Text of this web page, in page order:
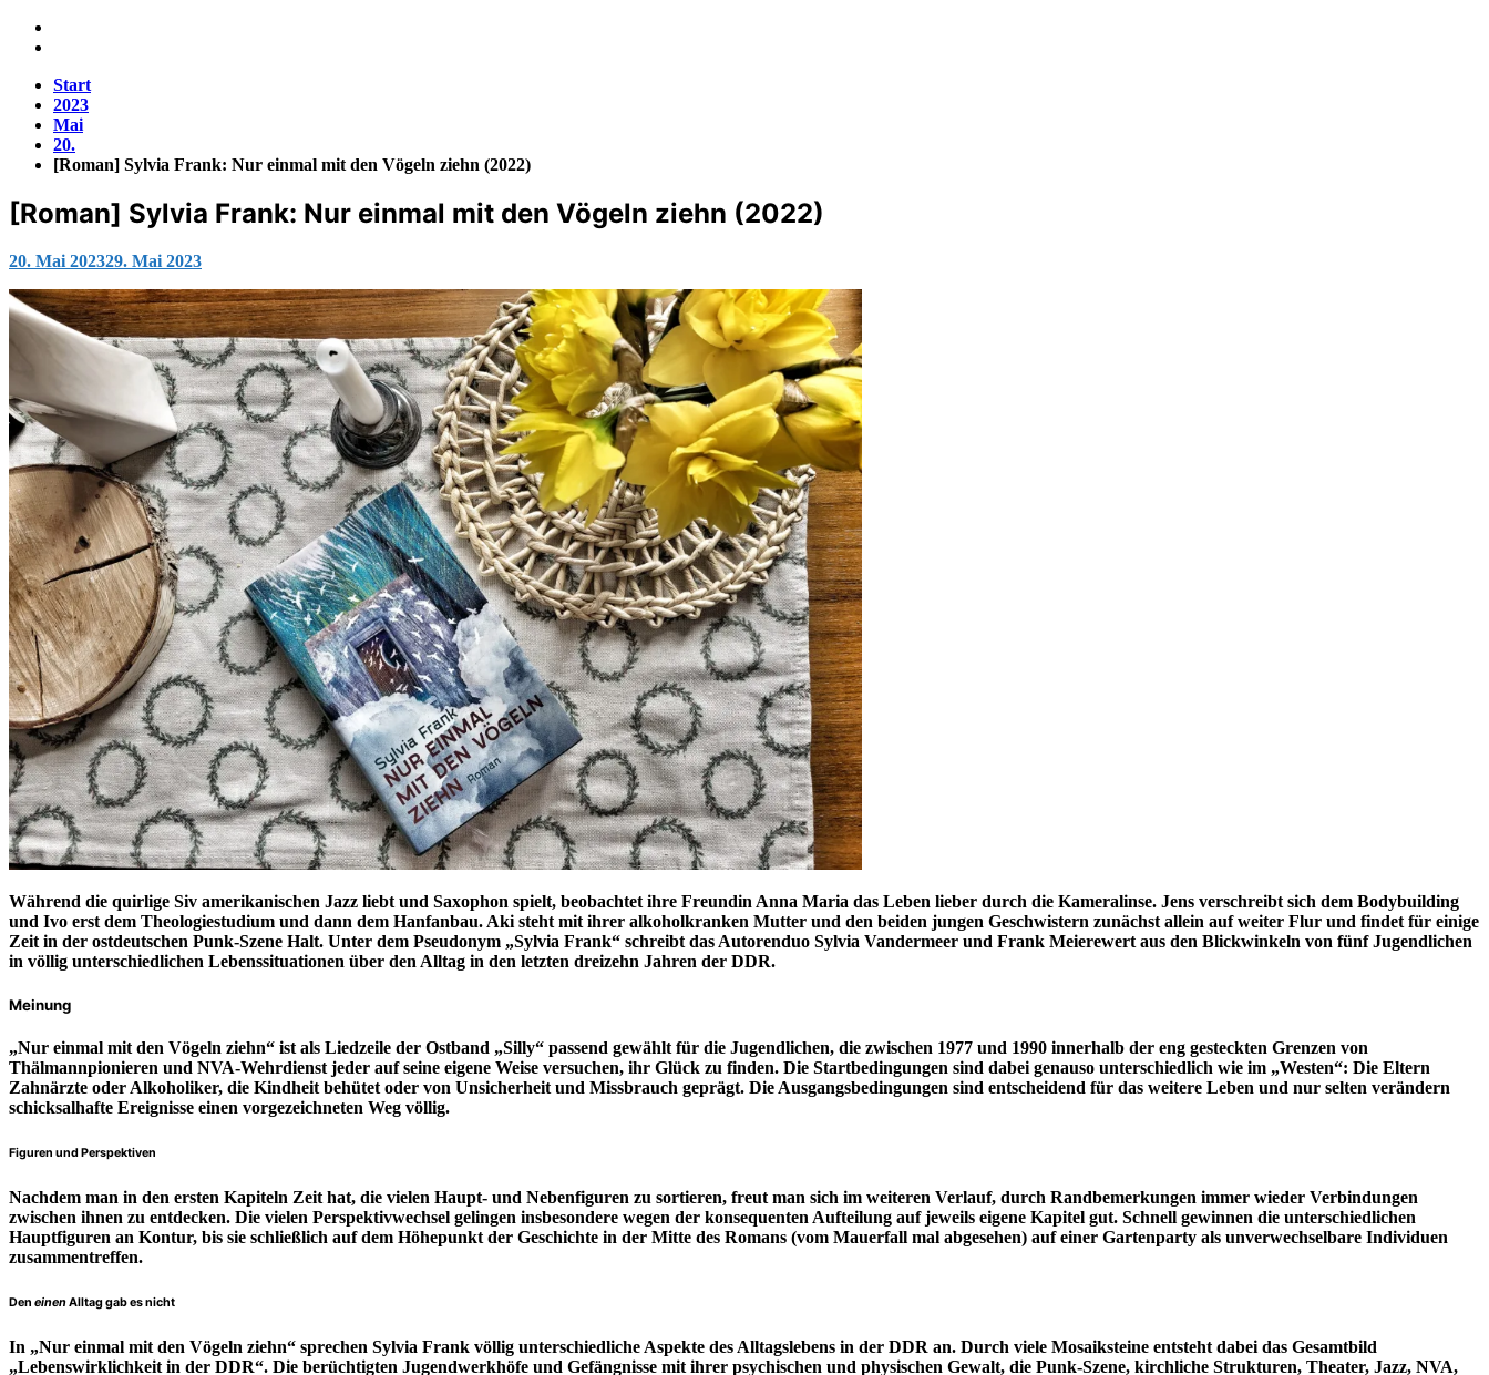
Start
2023
Mai
20.
[Roman] Sylvia Frank: Nur einmal mit den Vögeln ziehn (2022)
[Roman] Sylvia Frank: Nur einmal mit den Vögeln ziehn (2022)
Jana
20. Mai 202329. Mai 2023
Während die quirlige Siv amerikanischen Jazz liebt und Saxophon spielt, beobachtet ihre Freundin Anna Maria das Leben lieber durch die Kameralinse. Jens verschreibt sich dem Bodybuilding
und Ivo erst dem Theologiestudium und dann dem Hanfanbau. Aki steht mit ihrer alkoholkranken Mutter und den beiden jungen Geschwistern zunächst allein auf weiter Flur und findet für einige
Zeit in der ostdeutschen Punk-Szene Halt. Unter dem Pseudonym „Sylvia Frank“ schreibt das Autorenduo Sylvia Vandermeer und Frank Meierewert aus den Blickwinkeln von fünf Jugendlichen
in völlig unterschiedlichen Lebenssituationen über den Alltag in den letzten dreizehn Jahren der DDR.
Meinung
„Nur einmal mit den Vögeln ziehn“ ist als Liedzeile der Ostband „Silly“ passend gewählt für die Jugendlichen, die zwischen 1977 und 1990 innerhalb der eng gesteckten Grenzen von
Thälmannpionieren und NVA-Wehrdienst jeder auf seine eigene Weise versuchen, ihr Glück zu finden. Die Startbedingungen sind dabei genauso unterschiedlich wie im „Westen“: Die Eltern
Zahnärzte oder Alkoholiker, die Kindheit behütet oder von Unsicherheit und Missbrauch geprägt. Die Ausgangsbedingungen sind entscheidend für das weitere Leben und nur selten verändern
schicksalhafte Ereignisse einen vorgezeichneten Weg völlig.
Figuren und Perspektiven
Nachdem man in den ersten Kapiteln Zeit hat, die vielen Haupt- und Nebenfiguren zu sortieren, freut man sich im weiteren Verlauf, durch Randbemerkungen immer wieder Verbindungen
zwischen ihnen zu entdecken. Die vielen Perspektivwechsel gelingen insbesondere wegen der konsequenten Aufteilung auf jeweils eigene Kapitel gut. Schnell gewinnen die unterschiedlichen
Hauptfiguren an Kontur, bis sie schließlich auf dem Höhepunkt der Geschichte in der Mitte des Romans (vom Mauerfall mal abgesehen) auf einer Gartenparty als unverwechselbare Individuen
zusammentreffen.
Den einenAlltag gab es nicht
In „Nur einmal mit den Vögeln ziehn“ sprechen Sylvia Frank völlig unterschiedliche Aspekte des Alltagslebens in der DDR an. Durch viele Mosaiksteine entsteht dabei das Gesamtbild
„Lebenswirklichkeit in der DDR“. Die berüchtigten Jugendwerkhöfe und Gefängnisse mit ihrer psychischen und physischen Gewalt, die Punk-Szene, kirchliche Strukturen, Theater, Jazz, NVA,